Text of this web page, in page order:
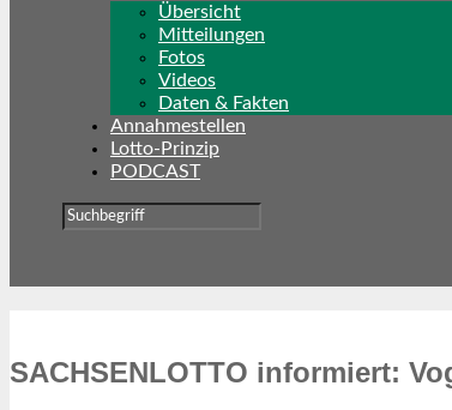
Übersicht
Mitteilungen
Fotos
Videos
Daten & Fakten
Annahmestellen
Lotto-Prinzip
PODCAST
SACHSENLOTTO informiert: